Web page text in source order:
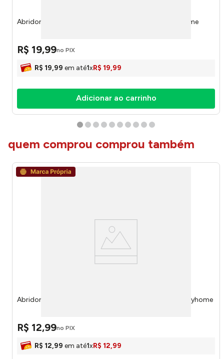
Abridor de Lata Inox 11x8x3cm LM4104IDE - honeyhome
R$ 19,99no PIX
R$ 19,99 em até1xR$ 19,99
Adicionar ao carrinho
quem comprou comprou também
Abridor de Coco Inox 8x16,5x1,5cm LM4035IDE - honeyhome
R$ 12,99no PIX
R$ 12,99 em até1xR$ 12,99